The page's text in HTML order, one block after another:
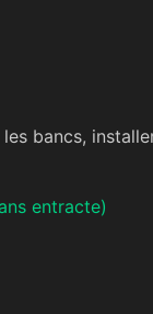
bancs,
entracte)